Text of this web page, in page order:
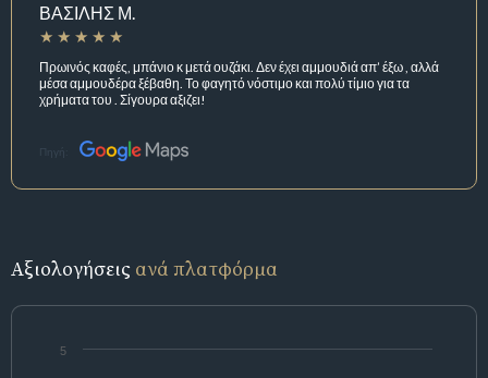
ΒΑΣΙΛΗΣ Μ.
Πρωινός καφές, μπάνιο κ μετά ουζάκι. Δεν έχει αμμουδιά απ’ έξω , αλλά
μέσα αμμουδέρα ξέβαθη. Το φαγητό νόστιμο και πολύ τίμιο για τα
χρήματα του . Σίγουρα αξιζει!
Πηγή:
Αξιολογήσεις ανά πλατφόρμα
5